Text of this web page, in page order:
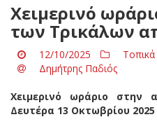
Χειμερινό
των Τρικάλων
12/10/2025
Δημήτρης Παδιός
Χειμερινό ωράριο
Δευτέρα 13 Οκτωβρίου 2025